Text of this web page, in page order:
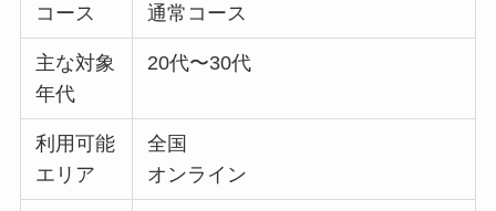
コース 通常コース
主な対象
年代
20代〜30代
利用可能
エリア
全国
オンライン